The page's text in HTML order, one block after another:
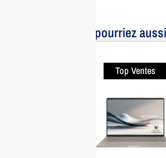
Vous pourriez
Top Ventes